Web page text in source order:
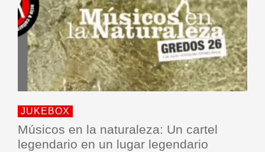
JUKEBOX
Músicos en la naturaleza: Un cartel
legendario en un lugar legendario